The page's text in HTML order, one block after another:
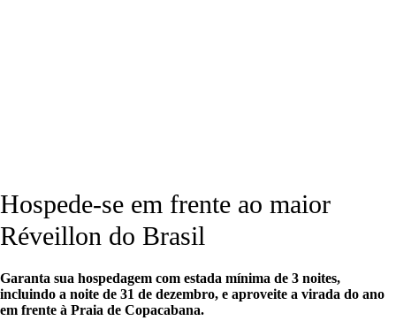
Hospede-se em frente ao maior
Réveillon do Brasil
Garanta sua hospedagem com estada mínima de 3 noites,
incluindo a noite de 31 de dezembro, e aproveite a virada do ano
em frente à Praia de Copacabana.